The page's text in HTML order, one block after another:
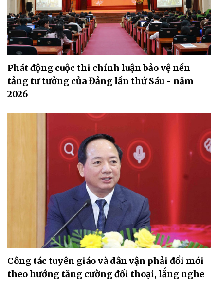
Phát động cuộc thi chính luận bảo vệ nền
tảng tư tưởng của Đảng lần thứ Sáu - năm
2026
Công tác tuyên giáo và dân vận phải đổi mới
theo hướng tăng cường đối thoại, lắng nghe